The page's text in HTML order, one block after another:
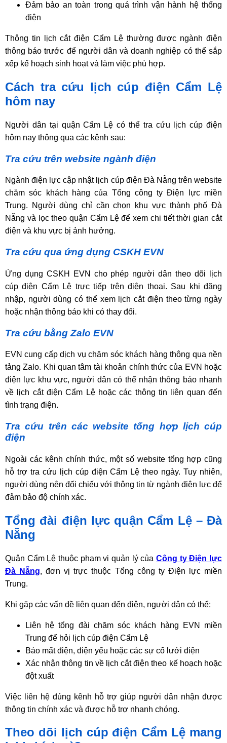
Đảm bảo an toàn trong quá trình vận hành hệ thống
điện
Thông tin lịch cắt điện Cẩm Lệ thường được ngành điện
thông báo trước để người dân và doanh nghiệp có thể sắp
xếp kế hoạch sinh hoạt và làm việc phù hợp.
Cách tra cứu lịch cúp điện Cẩm Lệ
hôm nay
Người dân tại quận Cẩm Lệ có thể tra cứu lịch cúp điện
hôm nay thông qua các kênh sau:
Tra cứu trên website ngành điện
Ngành điện lực cập nhật lịch cúp điện Đà Nẵng trên website
chăm sóc khách hàng của Tổng công ty Điện lực miền
Trung. Người dùng chỉ cần chọn khu vực thành phố Đà
Nẵng và lọc theo quận Cẩm Lệ để xem chi tiết thời gian cắt
điện và khu vực bị ảnh hưởng.
Tra cứu qua ứng dụng CSKH EVN
Ứng dụng CSKH EVN cho phép người dân theo dõi lịch
cúp điện Cẩm Lệ trực tiếp trên điện thoại. Sau khi đăng
nhập, người dùng có thể xem lịch cắt điện theo từng ngày
hoặc nhận thông báo khi có thay đổi.
Tra cứu bằng Zalo EVN
EVN cung cấp dịch vụ chăm sóc khách hàng thông qua nền
tảng Zalo. Khi quan tâm tài khoản chính thức của EVN hoặc
điện lực khu vực, người dân có thể nhận thông báo nhanh
về lịch cắt điện Cẩm Lệ hoặc các thông tin liên quan đến
tình trạng điện.
Tra cứu trên các website tổng hợp lịch cúp
điện
Ngoài các kênh chính thức, một số website tổng hợp cũng
hỗ trợ tra cứu lịch cúp điện Cẩm Lệ theo ngày. Tuy nhiên,
người dùng nên đối chiếu với thông tin từ ngành điện lực để
đảm bảo độ chính xác.
Tổng đài điện lực quận Cẩm Lệ – Đà
Nẵng
Quận Cẩm Lệ thuộc phạm vi quản lý của Công ty Điện lực
Đà Nẵng, đơn vị trực thuộc Tổng công ty Điện lực miền
Trung.
Khi gặp các vấn đề liên quan đến điện, người dân có thể:
Liên hệ tổng đài chăm sóc khách hàng EVN miền
Trung để hỏi lịch cúp điện Cẩm Lệ
Báo mất điện, điện yếu hoặc các sự cố lưới điện
Xác nhận thông tin về lịch cắt điện theo kế hoạch hoặc
đột xuất
Việc liên hệ đúng kênh hỗ trợ giúp người dân nhận được
thông tin chính xác và được hỗ trợ nhanh chóng.
Theo dõi lịch cúp điện Cẩm Lệ mang